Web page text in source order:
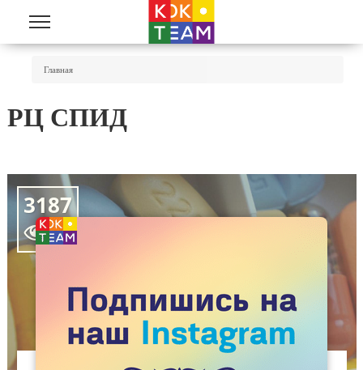
Перейти к основному содержанию
Главная
РЦ СПИД
3187
